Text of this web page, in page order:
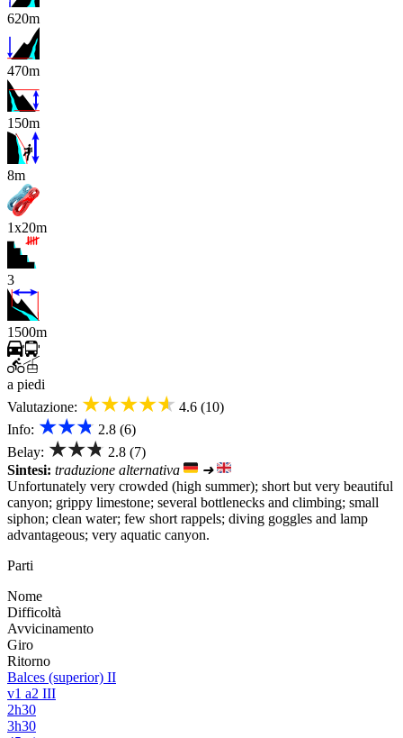
620m
470m
150m
x
8m
1x20m
3
1500m
a piedi
Valutazione: ★★★★★ 4.6 (10)
Info: ★★★ 2.8 (6)
Belay: ★★★ 2.8 (7)
Sintesi: traduzione alternativa
➜
Unfortunately very crowded (high summer); short but very beautiful
canyon; grippy limestone; several bottlenecks and climbing; small
siphon; clean water; few short rappels; diving goggles and lamp
advantageous; very aquatic canyon.
Parti
Nome
Difficoltà
Avvicinamento
Giro
Ritorno
Balces (superior) II
v1 a2 III
2h30
3h30